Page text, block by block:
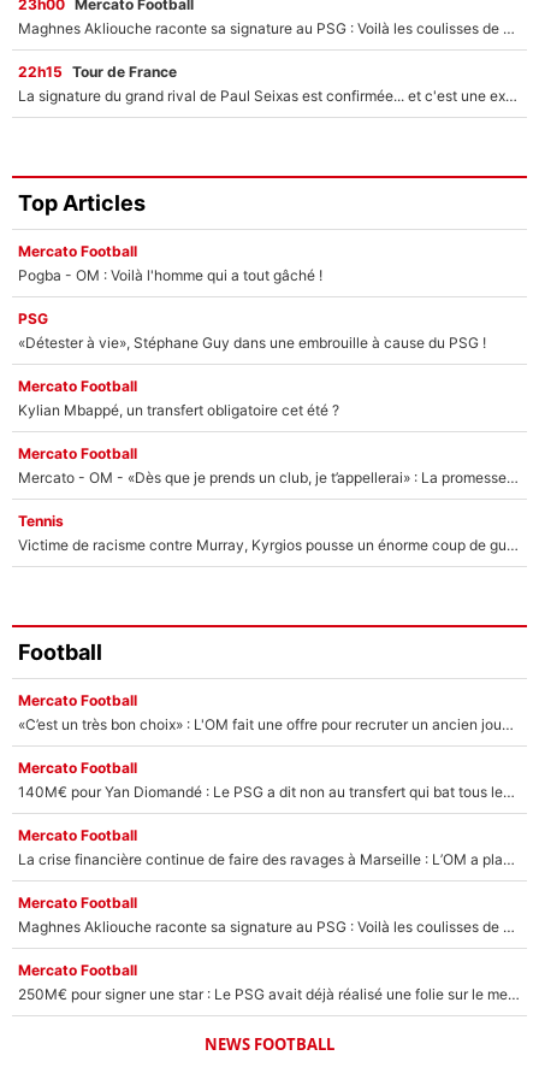
23h00
Mercato Football
Maghnes Akliouche raconte sa signature au PSG : Voilà les coulisses de son transfert de rêve à 50M€
22h15 Tour de France
La signature du grand rival de Paul Seixas est confirmée... et c'est une excellente nouvelle pour l'équipe Decathlon-CMA CGM !
Top Articles
Mercato Football
Pogba - OM : Voilà l'homme qui a tout gâché !
PSG
«Détester à vie», Stéphane Guy dans une embrouille à cause du PSG !
Mercato Football
Kylian Mbappé, un transfert obligatoire cet été ?
Mercato Football
Mercato - OM - «Dès que je prends un club, je t’appellerai» : La promesse de Marcelino au moment de claquer la porte
Tennis
Victime de racisme contre Murray, Kyrgios pousse un énorme coup de gueule !
Football
Mercato Football
«C’est un très bon choix» : L'OM fait une offre pour recruter un ancien joueur du PSG... et c'est validé dans l'After Foot !
Mercato Football
140M€ pour Yan Diomandé : Le PSG a dit non au transfert qui bat tous les records sur le mercato
Mercato Football
La crise financière continue de faire des ravages à Marseille : L’OM a placé 12 joueurs sur le marché des transferts… et ça pourrait lui rapporter près de 100M€ !
Mercato Football
Maghnes Akliouche raconte sa signature au PSG : Voilà les coulisses de son transfert de rêve à 50M€
Mercato Football
250M€ pour signer une star : Le PSG avait déjà réalisé une folie sur le mercato bien avant Neymar !
NEWS FOOTBALL